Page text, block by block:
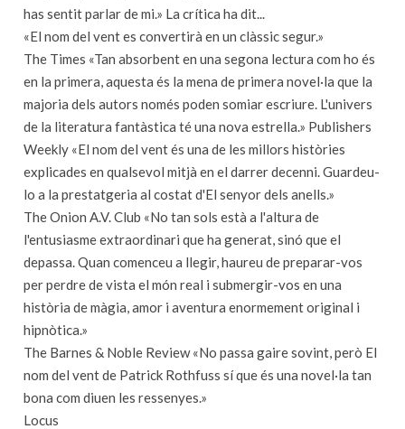
has sentit parlar de mi.» La crítica ha dit...
«El nom del vent es convertirà en un clàssic segur.»
The Times «Tan absorbent en una segona lectura com ho és
en la primera, aquesta és la mena de primera novel·la que la
majoria dels autors només poden somiar escriure. L'univers
de la literatura fantàstica té una nova estrella.» Publishers
Weekly «El nom del vent és una de les millors històries
explicades en qualsevol mitjà en el darrer decenni. Guardeu-
lo a la prestatgeria al costat d'El senyor dels anells.»
The Onion A.V. Club «No tan sols està a l'altura de
l'entusiasme extraordinari que ha generat, sinó que el
depassa. Quan comenceu a llegir, haureu de preparar-vos
per perdre de vista el món real i submergir-vos en una
història de màgia, amor i aventura enormement original i
hipnòtica.»
The Barnes & Noble Review «No passa gaire sovint, però El
nom del vent de Patrick Rothfuss sí que és una novel·la tan
bona com diuen les ressenyes.»
Locus